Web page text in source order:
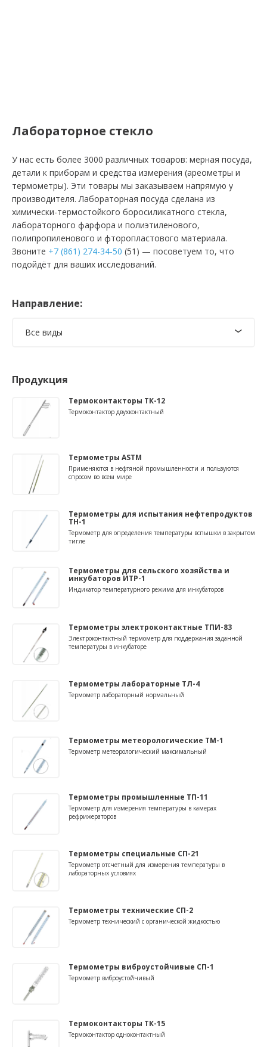
Лабораторное стекло
У нас есть более 3000 различных товаров: мерная посуда,
детали к приборам и средства измерения (ареометры и
термометры). Эти товары мы заказываем напрямую у
производителя. Лабораторная посуда сделана из
химически-термостойкого боросиликатного стекла,
лабораторного фарфора и полиэтиленового,
полипропиленового и фторопластового материала.
Звоните +7 (861) 274-34-50 (51) — посоветуем то, что
подойдёт для ваших исследований.
Направление:
Все виды
Продукция
Термоконтакторы ТК-12
Термоконтактор двухконтактный
Термометры ASTM
Применяются в нефтяной промышленности и пользуются
спросом во всем мире
Термометры для испытания нефтепродуктов
TH-1
Термометр для определения температуры вспышки в закрытом
тигле
Термометры для сельского хозяйства и
инкубаторов ИТР-1
Индикатор температурного режима для инкубаторов
Термометры электроконтактные ТПИ-83
Электроконтактный термометр для поддержания заданной
температуры в инкубаторе
Термометры лабораторные TЛ-4
Термометр лабораторный нормальный
Термометры метеорологические ТМ-1
Термометр метеорологический максимальный
Термометры промышленные ТП-11
Термометр для измерения температуры в камерах
рефрижераторов
Термометры специальные СП-21
Термометр отсчетный для измерения температуры в
лабораторных условиях
Термометры технические СП-2
Термометр технический с органической жидкостью
Термометры виброустойчивые СП-1
Термометр виброустойчивый
Термоконтакторы ТК-15
Термоконтактор одноконтактный